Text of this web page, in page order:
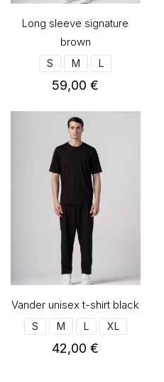
Long sleeve signature
brown
S M L
59,00€
το
προϊόν
έχει
πολλαπλές
παραλλαγές.
επιλογές
μπορούν
επιλεγούν
στη
σελίδα
του
Vander unisex t-shirt black
S M L XL
42,00€